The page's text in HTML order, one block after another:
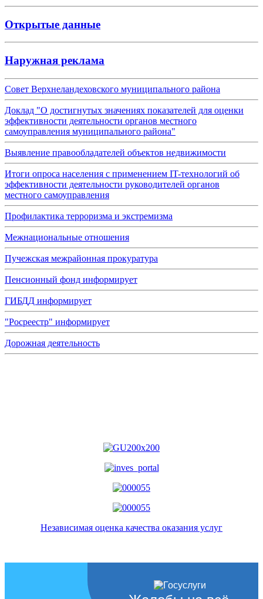
Открытые данные
Наружная реклама
Совет Верхнеландеховского муниципального района
Доклад "О достигнутых значениях показателей для оценки
эффективности деятельности органов местного
самоуправления муниципального района"
Выявление правообладателей объектов недвижимости
Итоги опроса населения с применением IT-технологий об
эффективности деятельности руководителей органов
местного самоуправления
Профилактика терроризма и экстремизма
Межнациональные отношения
Пучежская межрайонная прокуратура
Пенсионный фонд информирует
ГИБДД информирует
"Росреестр" информирует
Дорожная деятельность
Независимая оценка качества оказания услуг